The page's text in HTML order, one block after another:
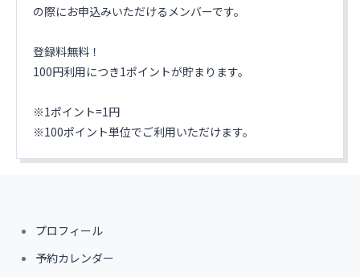
の際にお申込みいただけるメンバーです。
登録料無料！
100円利用につき1ポイントが貯まります。
※1ポイント=1円
※100ポイント単位でご利用いただけます。
プロフィール
予約カレンダー